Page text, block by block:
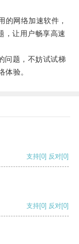
网络加速软件，
，让用户畅享高速
题，不妨试试梯
体验。
支持[0] 反对[0]
支持[0] 反对[0]